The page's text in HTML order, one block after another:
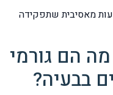
מאסיבית שתפקידה
הם גורמי
בבעיה?